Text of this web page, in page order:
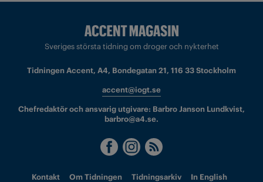
Sveriges största tidning om droger och nykterhet
Tidningen Accent, A4, Bondegatan 21, 116 33 Stockholm
accent@iogt.se
Chefredaktör och ansvarig utgivare: Barbro Janson Lundkvist,
barbro@a4.se.
Kontakt Om Tidningen Tidningsarkiv In English